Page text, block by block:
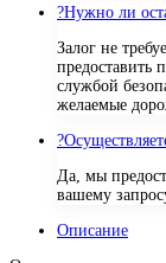
?Нужно ли
Залог не
предоставить
службой
желаемые
?
Да, мы
вашему
Описание